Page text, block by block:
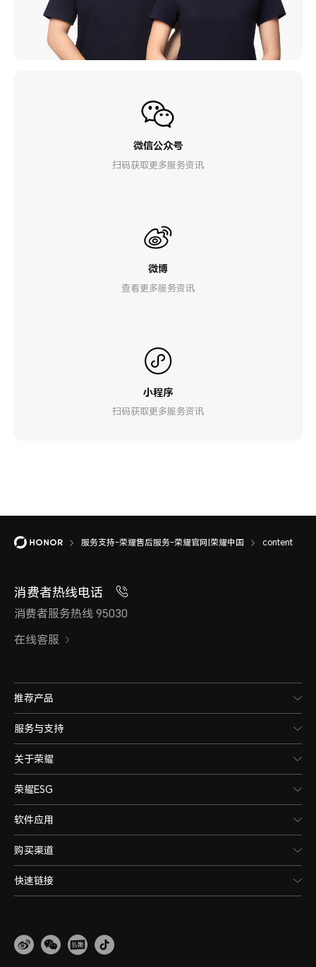
微信公众号
扫码获取更多服务资讯
微博
查看更多服务资讯
小程序
扫码获取更多服务资讯
服务支持-荣耀售后服务-荣耀官网|荣耀中国 content
消费者热线电话
消费者服务热线 95030
在线客服
推荐产品
服务与支持
关于荣耀
荣耀ESG
软件应用
购买渠道
快速链接